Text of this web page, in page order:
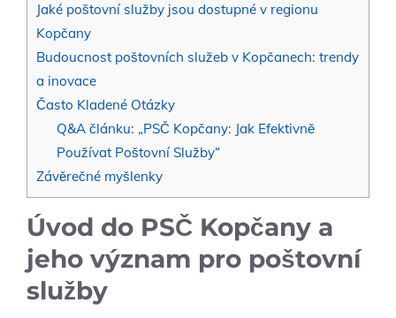
Jaké poštovní služby jsou dostupné v regionu
Kopčany
Budoucnost poštovních služeb v Kopčanech: trendy
a inovace
Často Kladené Otázky
Q&A článku: „PSČ Kopčany: Jak Efektivně
Používat Poštovní Služby“
Závěrečné myšlenky
Úvod do PSČ Kopčany a
jeho význam pro poštovní
služby